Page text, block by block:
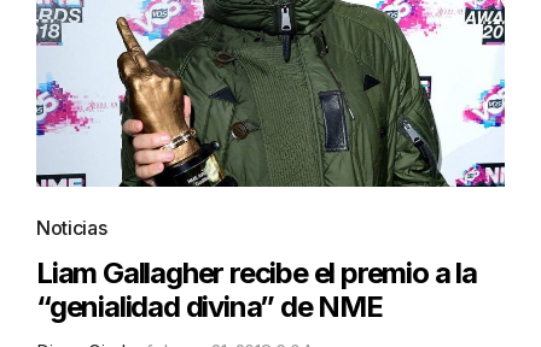
Noticias
Liam Gallagher recibe el premio a la
“genialidad divina” de NME